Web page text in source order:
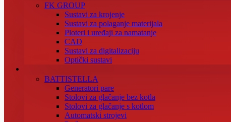
FK GROUP
Sustavi za krojenje
Sustavi za polaganje materijala
Ploteri i uređaji za namatanje
CAD
Sustavi za digitalizaciju
Optički sustavi
BATTISTELLA
Generatori pare
Stolovi za glačanje bez kotla
Stolovi za glačanje s kotlom
Automatski strojevi